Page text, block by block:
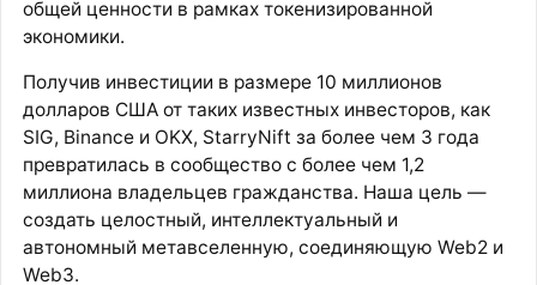
общей ценности в рамках токенизированной
экономики.
Получив инвестиции в размере 10 миллионов
долларов США от таких известных инвесторов, как
SIG, Binance и OKX, StarryNift за более чем 3 года
превратилась в сообщество с более чем 1,2
миллиона владельцев гражданства. Наша цель —
создать целостный, интеллектуальный и
автономный метавселенную, соединяющую Web2 и
Web3.